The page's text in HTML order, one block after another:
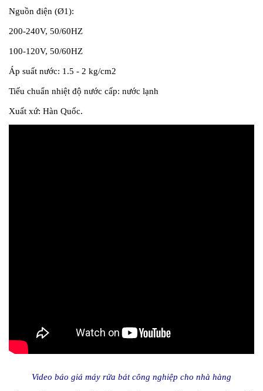
Nguồn điện (Ø1):
200-240V, 50/60HZ
100-120V, 50/60HZ
Áp suất nước: 1.5 - 2 kg/cm2
Tiếu chuẩn nhiệt độ nước cấp: nước lạnh
Xuất xứ: Hàn Quốc.
Video báo giá máy rửa bát công nghiệp cho nhà hàng